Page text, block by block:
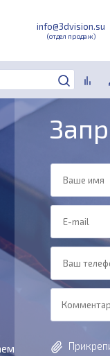
info@3dvision.su
(отдел продаж)